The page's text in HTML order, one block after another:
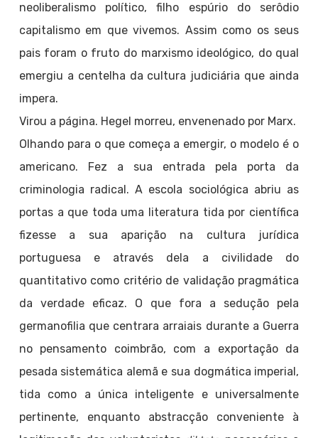
neoliberalismo político, filho espúrio do serôdio
capitalismo em que vivemos. Assim como os seus
pais foram o fruto do marxismo ideológico, do qual
emergiu a centelha da cultura judiciária que ainda
impera.
Virou a página. Hegel morreu, envenenado por Marx.
Olhando para o que começa a emergir, o modelo é o
americano. Fez a sua entrada pela porta da
criminologia radical. A escola sociológica abriu as
portas a que toda uma literatura tida por científica
fizesse a sua aparição na cultura jurídica
portuguesa e através dela a civilidade do
quantitativo como critério de validação pragmática
da verdade eficaz. O que fora a sedução pela
germanofilia que centrara arraiais durante a Guerra
no pensamento coimbrão, com a exportação da
pesada sistemática alemã e sua dogmática imperial,
tida como a única inteligente e universalmente
pertinente, enquanto abstracção conveniente à